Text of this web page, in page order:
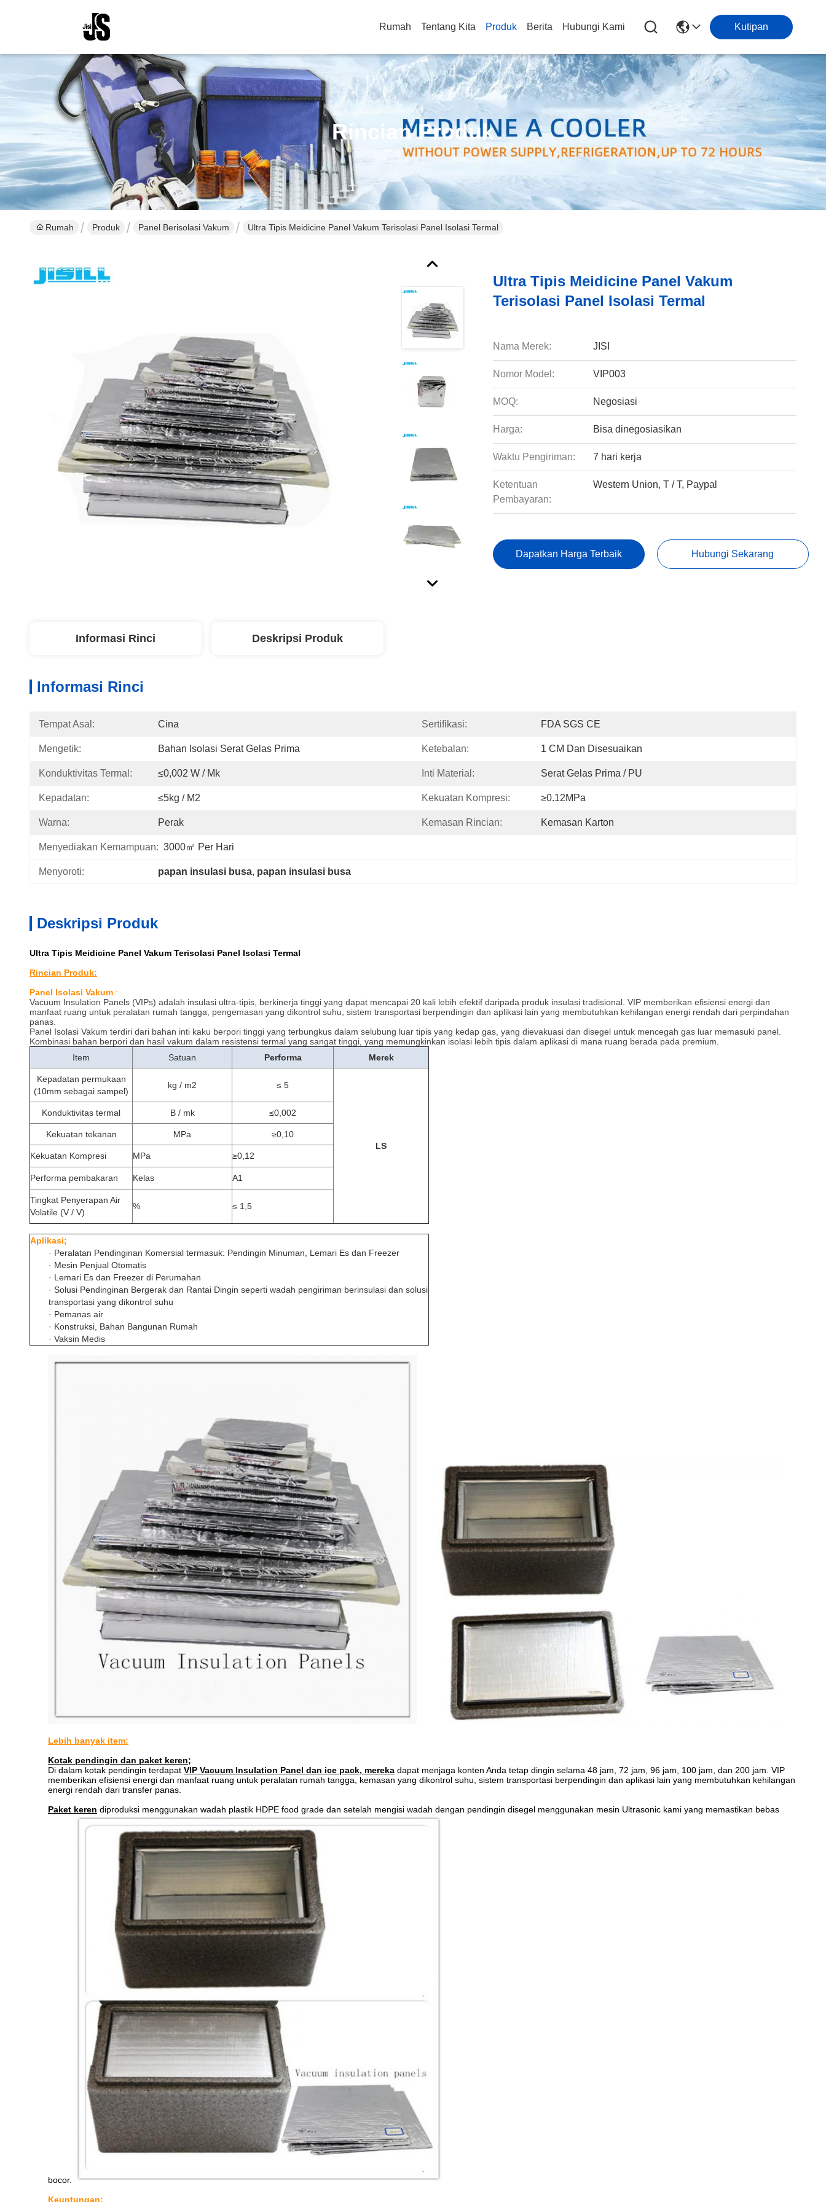
Rumah Tentang Kita Produk Berita Hubungi Kami Kutipan
Rincian Produk
Rumah Produk Panel Berisolasi Vakum Ultra Tipis Meidicine Panel Vakum Terisolasi Panel Isolasi Termal
Ultra Tipis Meidicine Panel Vakum
Terisolasi Panel Isolasi Termal
Nama Merek: JISI
Nomor Model: VIP003
MOQ: Negosiasi
Harga: Bisa dinegosiasikan
Waktu Pengiriman: 7 hari kerja
Ketentuan
Pembayaran:
Western Union, T / T, Paypal
Dapatkan Harga Terbaik Hubungi Sekarang
Informasi Rinci Deskripsi Produk
Informasi Rinci
Tempat Asal: Cina Sertifikasi: FDA SGS CE
Mengetik: Bahan Isolasi Serat Gelas Prima Ketebalan: 1 CM Dan Disesuaikan
Konduktivitas Termal: ≤0,002 W / Mk Inti Material: Serat Gelas Prima / PU
Kepadatan: ≤5kg / M2 Kekuatan Kompresi: ≥0.12MPa
Warna: Perak Kemasan Rincian: Kemasan Karton
Menyediakan Kemampuan: 3000㎡ Per Hari
Menyoroti: papan insulasi busa, papan insulasi busa
Deskripsi Produk
Ultra Tipis Meidicine Panel Vakum Terisolasi Panel Isolasi Termal
Rincian Produk:
Panel Isolasi Vakum :
Vacuum Insulation Panels (VIPs) adalah insulasi ultra-tipis, berkinerja tinggi yang dapat mencapai 20 kali lebih efektif daripada produk insulasi tradisional. VIP memberikan efisiensi energi dan
manfaat ruang untuk peralatan rumah tangga, pengemasan yang dikontrol suhu, sistem transportasi berpendingin dan aplikasi lain yang membutuhkan kehilangan energi rendah dari perpindahan
panas.
Panel Isolasi Vakum terdiri dari bahan inti kaku berpori tinggi yang terbungkus dalam selubung luar tipis yang kedap gas, yang dievakuasi dan disegel untuk mencegah gas luar memasuki panel.
Kombinasi bahan berpori dan hasil vakum dalam resistensi termal yang sangat tinggi, yang memungkinkan isolasi lebih tipis dalam aplikasi di mana ruang berada pada premium.
Item
Satuan Performa Merek
Kepadatan permukaan
(10mm sebagai sampel)
kg / m2 ≤ 5
LS
Konduktivitas termal B / mk ≤0,002
Kekuatan tekanan MPa ≥0,10
Kekuatan Kompresi MPa ≥0,12
Performa pembakaran Kelas A1
Tingkat Penyerapan Air
Volatile (V / V)
% ≤ 1,5
Aplikasi;
· Peralatan Pendinginan Komersial termasuk: Pendingin Minuman, Lemari Es dan Freezer
· Mesin Penjual Otomatis
· Lemari Es dan Freezer di Perumahan
· Solusi Pendinginan Bergerak dan Rantai Dingin seperti wadah pengiriman berinsulasi dan solusi
transportasi yang dikontrol suhu
· Pemanas air
· Konstruksi, Bahan Bangunan Rumah
· Vaksin Medis
Lebih banyak item:
Kotak pendingin dan paket keren;
Di dalam kotak pendingin terdapat VIP Vacuum Insulation Panel dan ice pack, mereka dapat menjaga konten Anda tetap dingin selama 48 jam, 72 jam, 96 jam, 100 jam, dan 200 jam. VIP
memberikan efisiensi energi dan manfaat ruang untuk peralatan rumah tangga, kemasan yang dikontrol suhu, sistem transportasi berpendingin dan aplikasi lain yang membutuhkan kehilangan
energi rendah dari transfer panas.
Paket keren diproduksi menggunakan wadah plastik HDPE food grade dan setelah mengisi wadah dengan pendingin disegel menggunakan mesin Ultrasonic kami yang memastikan bebas
bocor.
Keuntungan: